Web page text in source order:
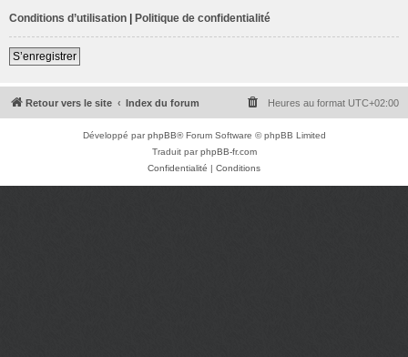
Conditions d’utilisation | Politique de confidentialité
S’enregistrer
Retour vers le site Index du forum Heures au format UTC+02:00
Développé parphpBB® Forum Software © phpBB Limited
Traduit parphpBB-fr.com
Confidentialité | Conditions